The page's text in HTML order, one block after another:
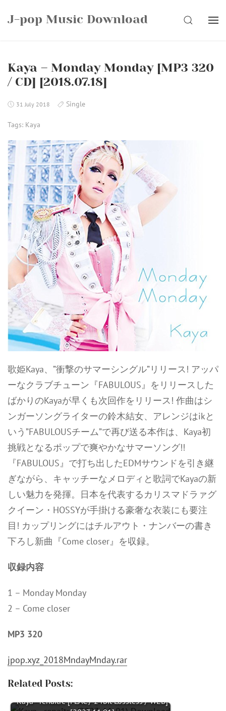
J-pop Music Download SEARCH
Kaya – Monday Monday [MP3 320
/ CD] [2018.07.18]
31 July 2018 Single
Tags: Kaya
歌姫Kaya、”衝撃のサマーシングル”リリース! アッパ
ーなクラブチューン『FABULOUS』をリリースした
ばかりのKayaが早くも次回作をリリース! 作曲はシ
ンガーソングライターの鈴木結女、アレンジはikと
いう”FABULOUSチーム”で再び送る本作は、Kaya初
挑戦となるポップで爽やかなサマーソング!!
『FABULOUS』で打ち出したEDMサウンドを引き継
ぎながら、キャッチーなメロディと歌詞でKayaの新
しい魅力を発揮。日本を代表するカリスマドラァグ
クイーン・HOSSYが手掛ける豪奢な衣装にも要注
目! カップリングにはチルアウト・ナンバーの書き
下ろし新曲『Come closer』を収録。
収録内容
1 – Monday Monday
2 – Come closer
MP3 320
jpop.xyz_2018MndayMnday.rar
Related Posts:
Kaya - renaître [FLAC / 24bit Lossless / WEB]